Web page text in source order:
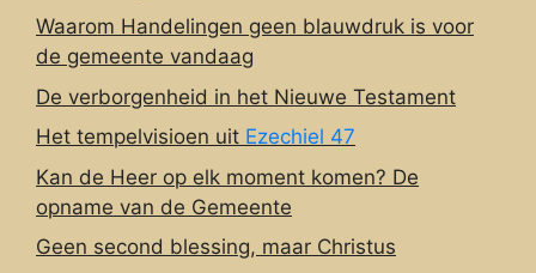
Waarom Handelingen geen blauwdruk is voor
de gemeente vandaag
De verborgenheid in het Nieuwe Testament
Het tempelvisioen uit Ezechiel 47
Kan de Heer op elk moment komen? De
opname van de Gemeente
Geen second blessing, maar Christus